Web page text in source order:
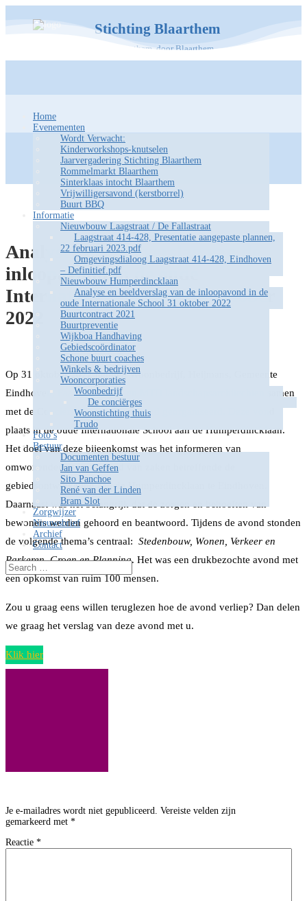
Stichting Blaarthem
Voor Blaarthem, door Blaarthem
Home
Evenementen
Wordt Verwacht:
Kinderworkshops-knutselen
Jaarvergadering Stichting Blaarthem
Rommelmarkt Blaarthem
Sinterklaas intocht Blaarthem
Vrijwilligersavond (kerstborrel)
Buurt BBQ
Informatie
Nieuwbouw Laagstraat / De Fallastraat
Laagstraat 414-428, Presentatie aangepaste plannen,
22 februari 2023.pdf
Omgevingsdialoog Laagstraat 414-428, Eindhoven
– Definitief.pdf
Nieuwbouw Humperdincklaan
Analyse en beeldverslag van de inloopavond in de
oude Internationale School 31 oktober 2022
Buurtcontract 2021
Buurtpreventie
Wijkboa Handhaving
Gebiedscoördinator
Schone buurt coaches
Winkels & bedrijven
Wooncorporaties
Woonbedrijf
De conciërges
Woonstichting thuis
Trudo
Foto’s
Bestuur
Documenten bestuur
Jan van Geffen
Sito Panchoe
René van der Linden
Bram Slot
Zorgwijzer
Nieuwsbrief
Archief
Contact
Analyse en beeldverslag van de
inloopavond in de oude
Internationale School 31 oktober
2022
Op 31 oktober 2022 hebben Woonbedrijf, Heijmans, Gemeente
Eindhoven, Faam architects en MTD landschapsarchitechten samen
met de Conciërges een inloopavond georganiseerd. Deze vond
plaats in de oude Internationale School aan de Humperdincklaan.
Het doel van deze bijeenkomst was het informeren van
omwonenden over de stand van zaken betreffende de
gebiedsontwikkeling aan de Humperdincklaan te Eindhoven.
Daarnaast was het belangrijk dat de zorgen en behoeften van
bewoners werden gehoord en beantwoord. Tijdens de avond stonden
de volgende thema’s centraal: Stedenbouw, Wonen, Verkeer en
Parkeren, Groen en Planning. Het was een drukbezochte avond met
een opkomst van ruim 100 mensen.
Zou u graag eens willen teruglezen hoe de avond verliep? Dan delen
we graag het verslag van deze avond met u.
Klik hier
Je e-mailadres wordt niet gepubliceerd. Vereiste velden zijn
gemarkeerd met *
Reactie *